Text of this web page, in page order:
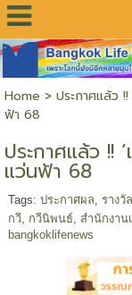
Home > ประกาศแล้ว
ฟ้า 68
ประกาศแล้ว !!
แว่นฟ้า 68
Tags: ประกาศผล รางวัล
กวี, กวีนิพนธ์ สำนักงา
bangkoklifenews